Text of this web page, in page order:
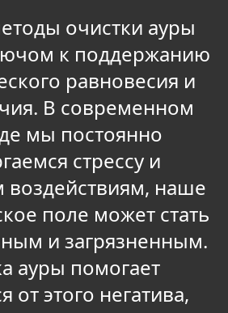
очистки ауры
к поддержанию
равновесия и
В современном
мы постоянно
стрессу и
воздействиям, наше
поле может стать
и загрязненным.
ауры помогает
от этого негатива,